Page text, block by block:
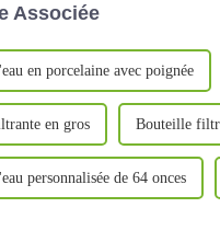
Associée
en porcelaine avec poignée
en gros Bouteille
personnalisée de 64 onces